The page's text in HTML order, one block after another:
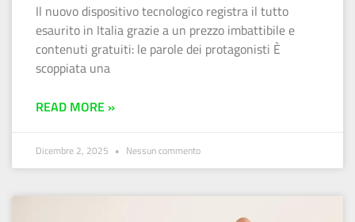
Il nuovo dispositivo tecnologico registra il tutto
esaurito in Italia grazie a un prezzo imbattibile e
contenuti gratuiti: le parole dei protagonisti È
scoppiata una
READ MORE »
Dicembre 2, 2025 Nessun commento